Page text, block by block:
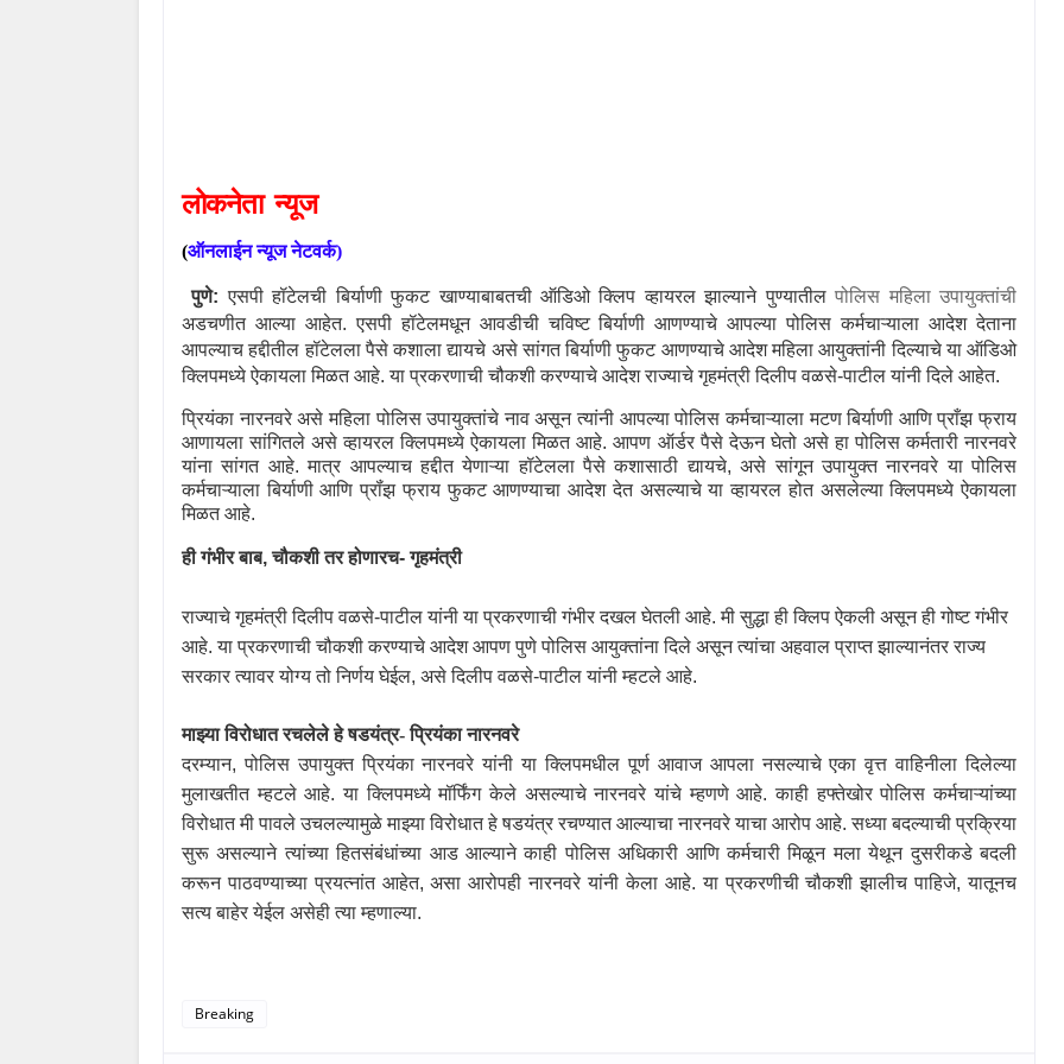
लोकनेता न्यूज
(ऑनलाईन न्यूज नेटवर्क)
पुणे: एसपी हॉटेलची बिर्याणी फुकट खाण्याबाबतची ऑडिओ क्लिप व्हायरल झाल्याने पुण्यातील पोलिस महिला उपायुक्तांची
अडचणीत आल्या आहेत. एसपी हॉटेलमधून आवडीची चविष्ट बिर्याणी आणण्याचे आपल्या पोलिस कर्मचाऱ्याला आदेश देताना
आपल्याच हद्दीतील हॉटेलला पैसे कशाला द्यायचे असे सांगत बिर्याणी फुकट आणण्याचे आदेश महिला आयुक्तांनी दिल्याचे या ऑडिओ
क्लिपमध्ये ऐकायला मिळत आहे. या प्रकरणाची चौकशी करण्याचे आदेश राज्याचे गृहमंत्री दिलीप वळसे-पाटील यांनी दिले आहेत.
प्रियंका नारनवरे असे महिला पोलिस उपायुक्तांचे नाव असून त्यांनी आपल्या पोलिस कर्मचाऱ्याला मटण बिर्याणी आणि प्राँझ फ्राय
आणायला सांगितले असे व्हायरल क्लिपमध्ये ऐकायला मिळत आहे. आपण ऑर्डर पैसे देऊन घेतो असे हा पोलिस कर्मतारी नारनवरे
यांना सांगत आहे. मात्र आपल्याच हद्दीत येणाऱ्या हॉटेलला पैसे कशासाठी द्यायचे,असे सांगून उपायुक्त नारनवरे या पोलिस
कर्मचाऱ्याला बिर्याणी आणि प्रॉंझ फ्राय फुकट आणण्याचा आदेश देत असल्याचे या व्हायरल होत असलेल्या क्लिपमध्ये ऐकायला
मिळत आहे.
ही गंभीर बाब,चौकशी तर होणारच- गृहमंत्री
राज्याचे गृहमंत्री दिलीप वळसे-पाटील यांनी या प्रकरणाची गंभीर दखल घेतली आहे. मी सुद्धा ही क्लिप ऐकली असून ही गोष्ट गंभीर
आहे. या प्रकरणाची चौकशी करण्याचे आदेश आपण पुणे पोलिस आयुक्तांना दिले असून त्यांचा अहवाल प्राप्त झाल्यानंतर राज्य
सरकार त्यावर योग्य तो निर्णय घेईल, असे दिलीप वळसे-पाटील यांनी म्हटले आहे.
माझ्या विरोधात रचलेले हे षडयंत्र- प्रियंका नारनवरे
दरम्यान,पोलिस उपायुक्त प्रियंका नारनवरे यांनी या क्लिपमधील पूर्ण आवाज आपला नसल्याचे एका वृत्त वाहिनीला दिलेल्या
मुलाखतीत म्हटले आहे. या क्लिपमध्ये मॉर्फिंग केले असल्याचे नारनवरे यांचे म्हणणे आहे. काही हफ्तेखोर पोलिस कर्मचाऱ्यांच्या
विरोधात मी पावले उचलल्यामुळे माझ्या विरोधात हे षडयंत्र रचण्यात आल्याचा नारनवरे याचा आरोप आहे. सध्या बदल्याची प्रक्रिया
सुरू असल्याने त्यांच्या हितसंबंधांच्या आड आल्याने काही पोलिस अधिकारी आणि कर्मचारी मिळून मला येथून दुसरीकडे बदली
करून पाठवण्याच्या प्रयत्नांत आहेत,असा आरोपही नारनवरे यांनी केला आहे. या प्रकरणीची चौकशी झालीच पाहिजे,यातूनच
सत्य बाहेर येईल असेही त्या म्हणाल्या.
Breaking